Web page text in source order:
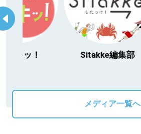
編集部 青いぽすと
メディア一覧へ